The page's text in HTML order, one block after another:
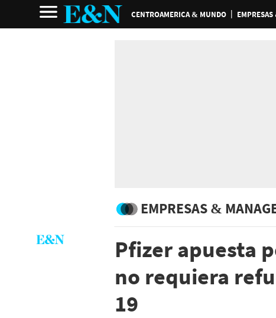
CENTROAMERICA & MUNDO
EMPRESAS &
Pfizer apuesta
no requiera
19